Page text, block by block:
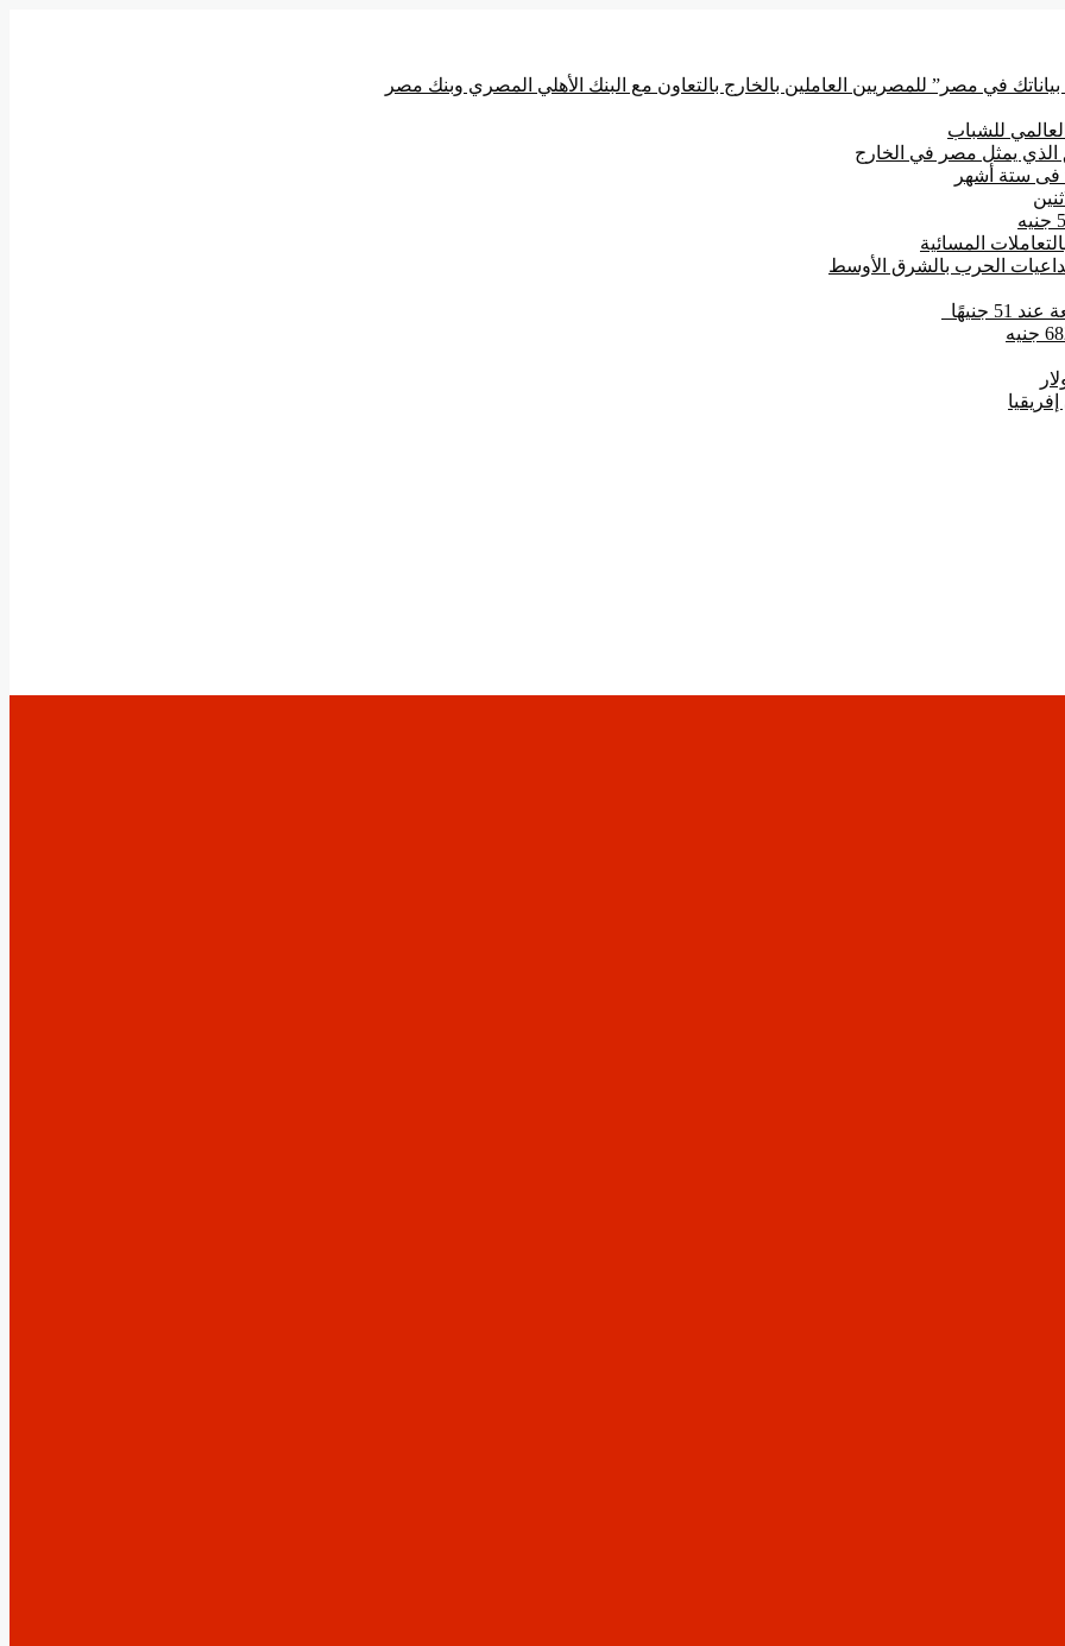
في مصر” للمصريين العاملين بالخارج بالتعاون مع البنك الأهلي المصري وبنك مصر
للشباب
الحرب بالشرق الأوسط
جنيهًا